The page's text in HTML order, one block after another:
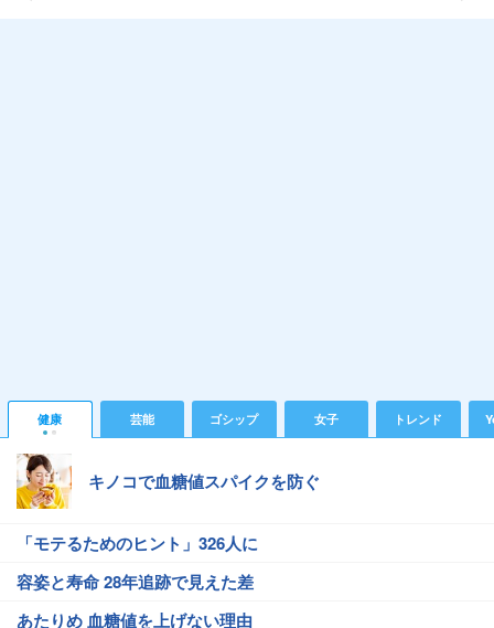
健康 芸能 ゴシップ 女子 トレンド
キノコで血糖値スパイクを防ぐ
「モテるためのヒント」326人に
容姿と寿命 28年追跡で見えた差
あたりめ 血糖値を上げない理由